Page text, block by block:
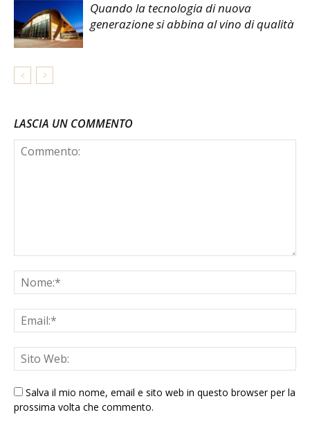
Quando la tecnologia di nuova
generazione si abbina al vino di qualità
LASCIA UN COMMENTO
Salva il mio nome, email e sito web in questo browser per la
prossima volta che commento.